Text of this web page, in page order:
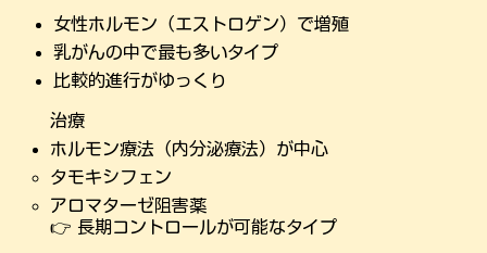
女性ホルモン（エストロゲン）で増殖
乳がんの中で最も多いタイプ
比較的進行がゆっくり
治療
ホルモン療法（内分泌療法）が中心
タモキシフェン
アロマターゼ阻害薬
👉 長期コントロールが可能なタイプ